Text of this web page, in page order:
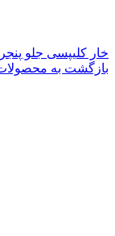
خار کلیپسی جلو پنجره
بازگشت به